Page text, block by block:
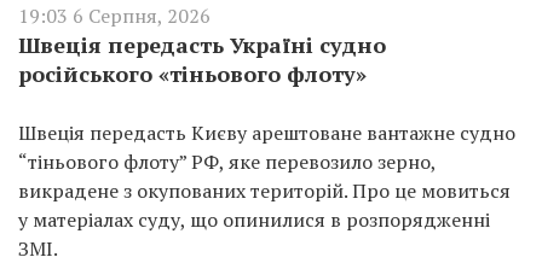
19:03 6 Серпня, 2026
Швеція передасть Україні судно
російського «тіньового флоту»
Швеція передасть Києву арештоване вантажне судно
“тіньового флоту” РФ, яке перевозило зерно,
викрадене з окупованих територій. Про це мовиться
у матеріалах суду, що опинилися в розпорядженні
ЗМІ.